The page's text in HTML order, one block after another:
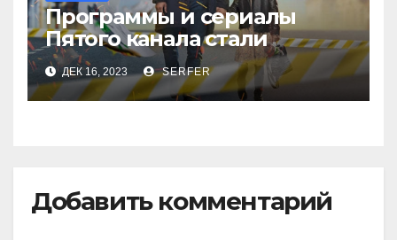
Программы и сериалы
Пятого канала стали
рекордсменами в
уходящем году
ДЕК 16, 2023 SERFER
Добавить комментарий